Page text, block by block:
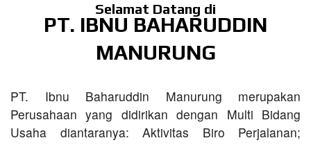
Selamat Datang di
PT. IBNU BAHARUDDIN
MANURUNG
PT. Ibnu Baharuddin Manurung merupakan
Perusahaan yang didirikan dengan Multi Bidang
Usaha diantaranya: Aktivitas Biro Perjalanan;